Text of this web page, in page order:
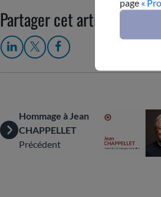
Partager cet article
Hommage à Jean
CHAPPELLET
Précédent